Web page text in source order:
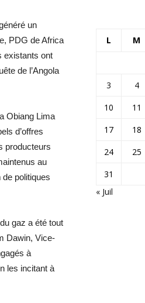
un
PDG de Africa
existants ont
de l’Angola
Obiang Lima
d’offres
producteurs
au
politiques
gaz a été tout
Dawin, Vice-
à
les incitant à
L M
3
4
10
11
17
18
24
25
31
« Juil